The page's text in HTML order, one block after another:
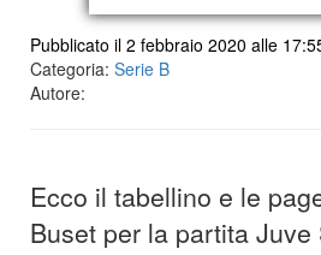
Pubblicato il 2 febbraio 2020 alle
Categoria: Serie B
Autore:
Ecco il tabellino e le
Buset per la partita Juve